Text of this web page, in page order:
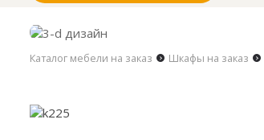
Каталог мебели на заказ Шкафы на заказ